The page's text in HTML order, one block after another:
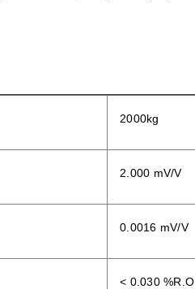
2000kg
2.000 mV/V
0.0016 mV/V
< 0.030 %R.O